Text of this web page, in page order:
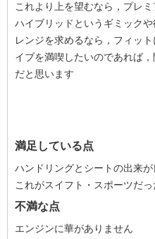
これより上を望むなら，プレ
ハイブリッドというギミック
レンジを求めるなら，フィッ
イブを満喫したいのであれば
だと思います
満足している点
ハンドリングとシートの出来が
これがスイフト・スポーツだ
不満な点
エンジンに華がありません